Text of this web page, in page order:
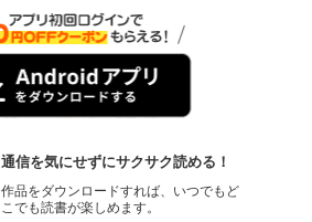
通信を気にせずにサクサク読める！
作品をダウンロードすれば、いつでもど
こでも読書が楽しめます。